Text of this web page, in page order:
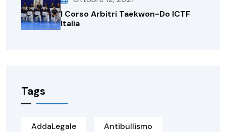
I Corso Arbitri Taekwon-Do ICTF
Italia
Tags
AddaLegale Antibullismo